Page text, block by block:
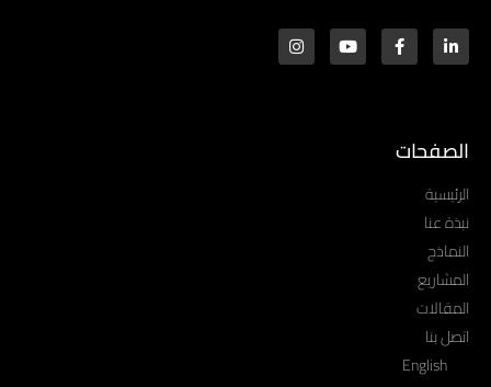
الصفحات
الرئيسية
نبذة عنا
النماذج
المشاريع
المقالات
اتصل بنا
English